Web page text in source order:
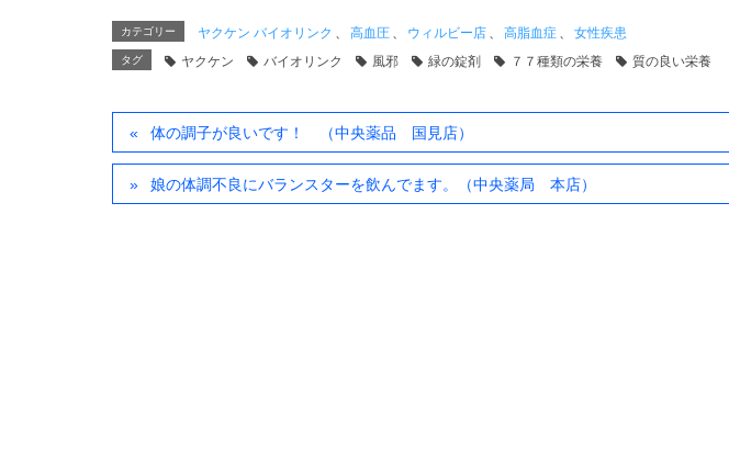
カテゴリー ヤクケン バイオリンク 高血圧 ウィルビー店 高脂血症 女性疾患
タグ ヤクケン バイオリンク 風邪 緑の錠剤 ７７種類の栄養 質の良い栄養
体の調子が良いです！ （中央薬品 国見店）
娘の体調不良にバランスターを飲んでます。（中央薬局 本店）